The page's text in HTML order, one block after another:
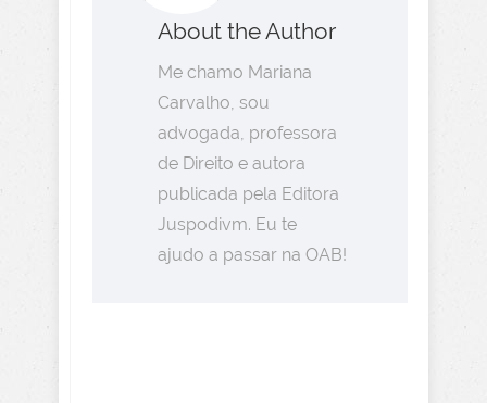
About the Author
Me chamo Mariana
Carvalho, sou
advogada, professora
de Direito e autora
publicada pela Editora
Juspodivm. Eu te
ajudo a passar na OAB!